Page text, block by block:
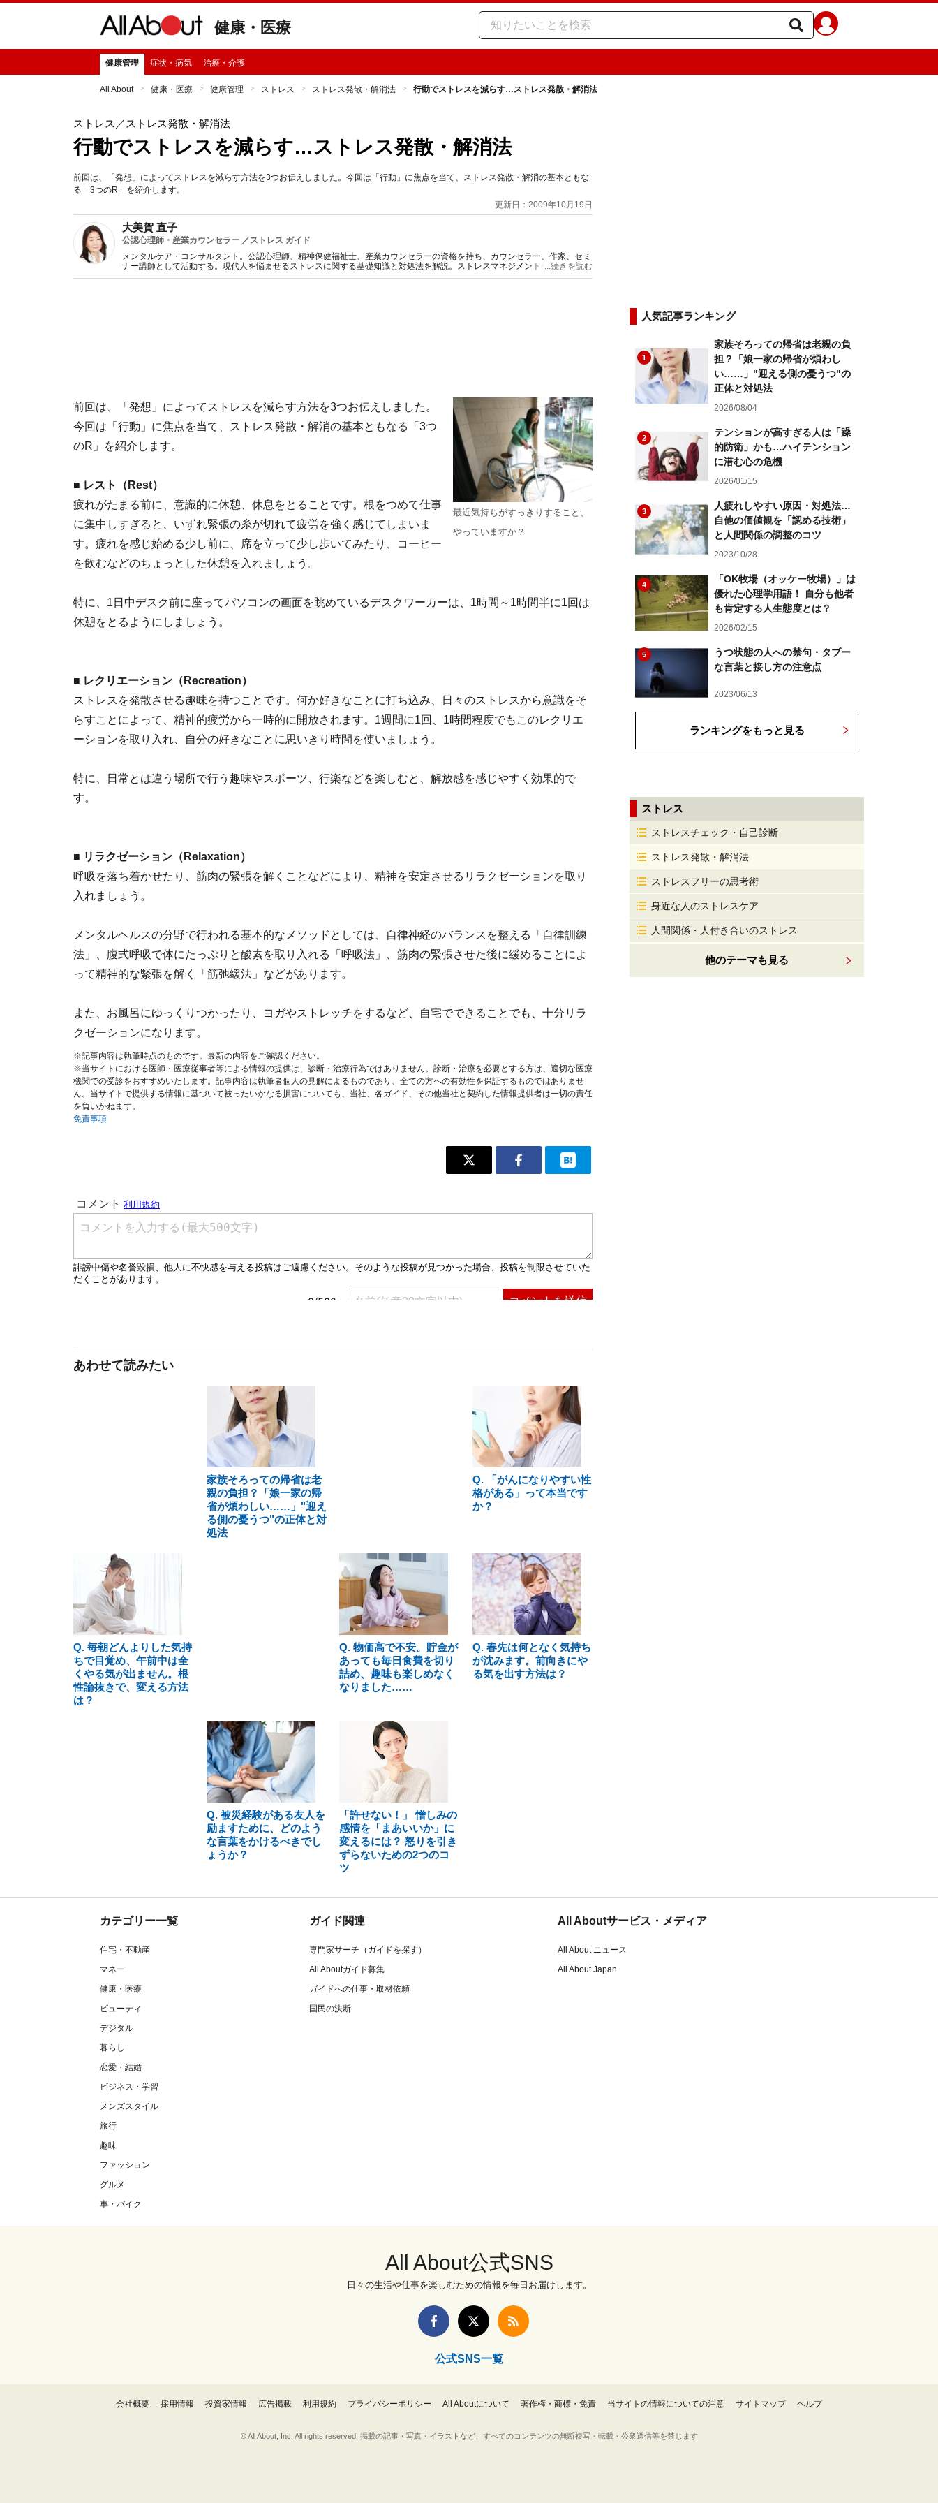
健康・医療
健康管理 症状・病気 治療・介護
All About 健康・医療 健康管理 ストレス ストレス発散・解消法 行動でストレスを減らす…ストレス発散・解消法
ストレス ／ストレス発散・解消法
行動でストレスを減らす…ストレス発散・解消法
前回は、「発想」によってストレスを減らす方法を3つお伝えしました。今回は「行動」に焦点を当て、ストレス発散・解消の基本ともな
る「3つのR」を紹介します。
更新日：2009年10月19日
大美賀 直子
公認心理師・産業カウンセラー ／ストレス ガイド
メンタルケア・コンサルタント。公認心理師、精神保健福祉士、産業カウンセラーの資格を持ち、カウンセラー、作家、セミ
ナー講師として活動する。現代人を悩ませるストレスに関する基礎知識と対処法を解説。ストレスマネジメントやメンタルケ
アに関する著書・監修多数。
...続きを読む
最近気持ちがすっきりすること、
やっていますか？
前回は、「発想」によってストレスを減らす方法を3つお伝えしました。
今回は「行動」に焦点を当て、ストレス発散・解消の基本ともなる「3つ
のR」を紹介します。
■ レスト（Rest）
疲れがたまる前に、意識的に休憩、休息をとることです。根をつめて仕事
に集中しすぎると、いずれ緊張の糸が切れて疲労を強く感じてしまいま
す。疲れを感じ始める少し前に、席を立って少し歩いてみたり、コーヒー
を飲むなどのちょっとした休憩を入れましょう。
特に、1日中デスク前に座ってパソコンの画面を眺めているデスクワーカーは、1時間～1時間半に1回は
休憩をとるようにしましょう。
■ レクリエーション（Recreation）
ストレスを発散させる趣味を持つことです。何か好きなことに打ち込み、日々のストレスから意識をそ
らすことによって、精神的疲労から一時的に開放されます。1週間に1回、1時間程度でもこのレクリエ
ーションを取り入れ、自分の好きなことに思いきり時間を使いましょう。
特に、日常とは違う場所で行う趣味やスポーツ、行楽などを楽しむと、解放感を感じやすく効果的で
す。
■ リラクゼーション（Relaxation）
呼吸を落ち着かせたり、筋肉の緊張を解くことなどにより、精神を安定させるリラクゼーションを取り
入れましょう。
メンタルヘルスの分野で行われる基本的なメソッドとしては、自律神経のバランスを整える「自律訓練
法」、腹式呼吸で体にたっぷりと酸素を取り入れる「呼吸法」、筋肉の緊張させた後に緩めることによ
って精神的な緊張を解く「筋弛緩法」などがあります。
また、お風呂にゆっくりつかったり、ヨガやストレッチをするなど、自宅でできることでも、十分リラ
クゼーションになります。
※記事内容は執筆時点のものです。最新の内容をご確認ください。
※当サイトにおける医師・医療従事者等による情報の提供は、診断・治療行為ではありません。診断・治療を必要とする方は、適切な医療
機関での受診をおすすめいたします。記事内容は執筆者個人の見解によるものであり、全ての方への有効性を保証するものではありませ
ん。当サイトで提供する情報に基づいて被ったいかなる損害についても、当社、各ガイド、その他当社と契約した情報提供者は一切の責任
を負いかねます。
免責事項
あわせて読みたい
家族そろっての帰省は老
親の負担？「娘一家の帰
省が煩わしい……」"迎え
る側の憂うつ"の正体と対
処法
Q. 「がんになりやすい性
格がある」って本当です
か？
Q. 毎朝どんよりした気持
ちで目覚め、午前中は全
くやる気が出ません。根
性論抜きで、変える方法
は？
Q. 物価高で不安。貯金が
あっても毎日食費を切り
詰め、趣味も楽しめなく
なりました……
Q. 春先は何となく気持ち
が沈みます。前向きにや
る気を出す方法は？
Q. 被災経験がある友人を
励ますために、どのよう
な言葉をかけるべきでし
ょうか？
「許せない！」 憎しみの
感情を「まあいいか」に
変えるには？ 怒りを引き
ずらないための2つのコ
ツ
人気記事ランキング
1
家族そろっての帰省は老親の負
担？「娘一家の帰省が煩わし
い……」"迎える側の憂うつ"の
正体と対処法
2026/08/04
2
テンションが高すぎる人は「躁
的防衛」かも…ハイテンション
に潜む心の危機
2026/01/15
3
人疲れしやすい原因・対処法…
自他の価値観を「認める技術」
と人間関係の調整のコツ
2023/10/28
4
「OK牧場（オッケー牧場）」は
優れた心理学用語！ 自分も他者
も肯定する人生態度とは？
2026/02/15
5
うつ状態の人への禁句・タブー
な言葉と接し方の注意点
2023/06/13
ランキングをもっと見る
ストレス
ストレスチェック・自己診断
ストレス発散・解消法
ストレスフリーの思考術
身近な人のストレスケア
人間関係・人付き合いのストレス
他のテーマも見る
カテゴリー一覧
住宅・不動産
マネー
健康・医療
ビューティ
デジタル
暮らし
恋愛・結婚
ビジネス・学習
メンズスタイル
旅行
趣味
ファッション
グルメ
車・バイク
ガイド関連
専門家サーチ（ガイドを探す）
All Aboutガイド募集
ガイドへの仕事・取材依頼
国民の決断
All Aboutサービス・メディア
All About ニュース
All About Japan
All About公式SNS
日々の生活や仕事を楽しむための情報を毎日お届けします。
公式SNS一覧
会社概要 採用情報 投資家情報 広告掲載 利用規約 プライバシーポリシー All Aboutについて 著作権・商標・免責 当サイトの情報についての注意 サイトマップ ヘルプ
© All About, Inc. All rights reserved. 掲載の記事・写真・イラストなど、すべてのコンテンツの無断複写・転載・公衆送信等を禁じます